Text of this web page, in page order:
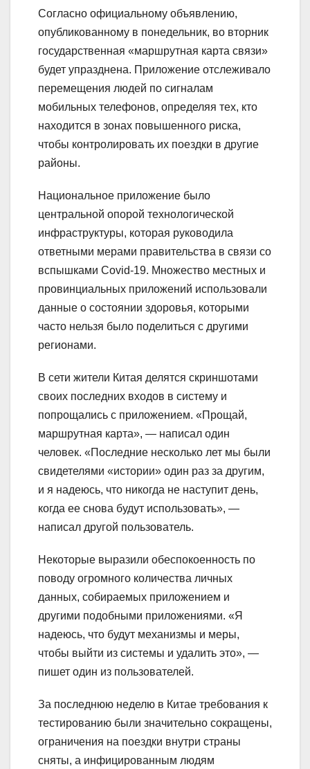
Согласно официальному объявлению,
опубликованному в понедельник, во вторник
государственная «маршрутная карта связи»
будет упразднена. Приложение отслеживало
перемещения людей по сигналам
мобильных телефонов, определяя тех, кто
находится в зонах повышенного риска,
чтобы контролировать их поездки в другие
районы.
Национальное приложение было
центральной опорой технологической
инфраструктуры, которая руководила
ответными мерами правительства в связи со
вспышками Covid-19. Множество местных и
провинциальных приложений использовали
данные о состоянии здоровья, которыми
часто нельзя было поделиться с другими
регионами.
В сети жители Китая делятся скриншотами
своих последних входов в систему и
попрощались с приложением. «Прощай,
маршрутная карта», — написал один
человек. «Последние несколько лет мы были
свидетелями «истории» один раз за другим,
и я надеюсь, что никогда не наступит день,
когда ее снова будут использовать», —
написал другой пользователь.
Некоторые выразили обеспокоенность по
поводу огромного количества личных
данных, собираемых приложением и
другими подобными приложениями. «Я
надеюсь, что будут механизмы и меры,
чтобы выйти из системы и удалить это», —
пишет один из пользователей.
За последнюю неделю в Китае требования к
тестированию были значительно сокращены,
ограничения на поездки внутри страны
сняты, а инфицированным людям